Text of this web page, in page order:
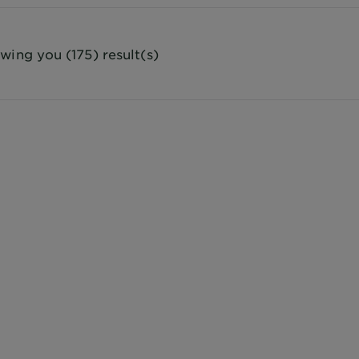
you (175) result(s)